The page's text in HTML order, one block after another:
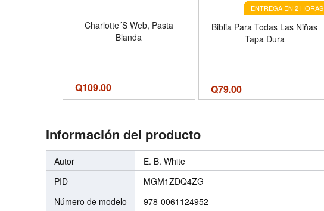
Charlotte´S Web, Pasta
Blanda
Q109.00
ENTREGA EN 2 HORAS
Biblia Para Todas Las Niñas
Tapa Dura
Q79.00
Información del producto
Autor
E. B. White
PID
MGM1ZDQ4ZG
Número de modelo
978-0061124952